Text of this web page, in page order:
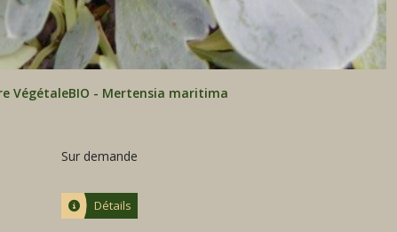
VégétaleBIO - Mertensia maritima
Sur demande
Détails